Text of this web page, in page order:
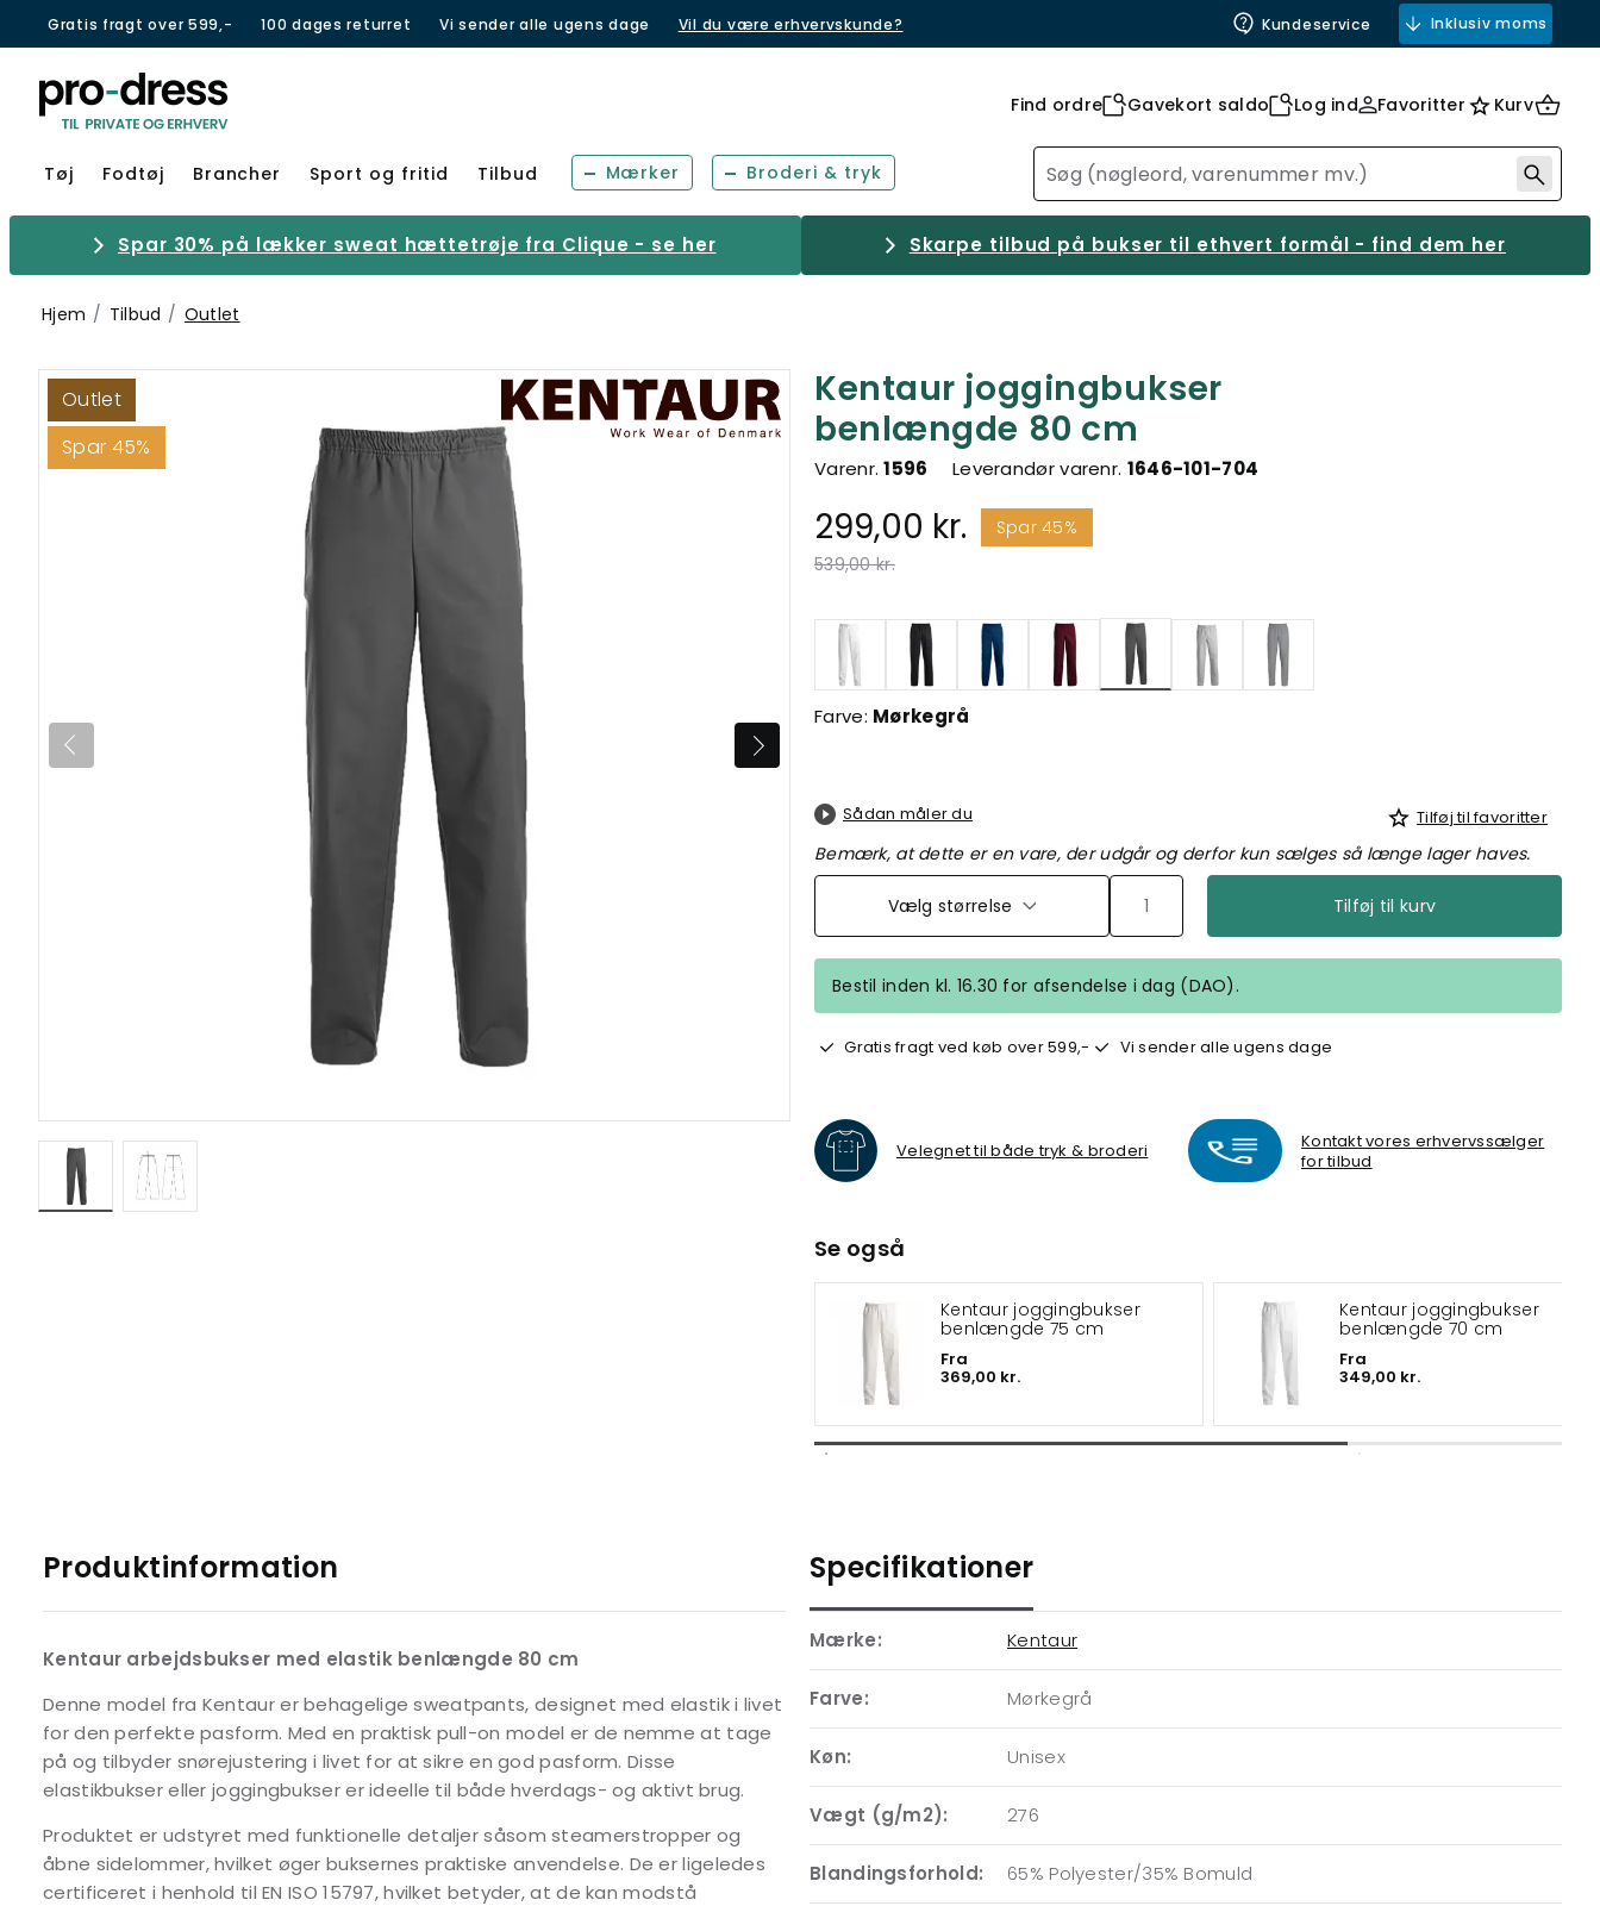
Gratis fragt over 599,- 100 dages returret Vi sender alle ugens dage Vil du være erhvervskunde? Kundeservice Inklusiv moms
Find ordre Gavekort saldo Log ind Favoritter Kurv
Tøj Fodtøj Brancher Sport og fritid Tilbud Mærker Broderi & tryk
Spar 30% på lækker sweat hættetrøje fra Clique - se her Skarpe tilbud på bukser til ethvert formål - find dem her
Hjem Tilbud Outlet
Outlet
Spar 45%
Kentaur joggingbukser
benlængde 80 cm
Varenr.1596 Leverandør varenr. 1646-101-704
299,00 kr.
Spar 45%
Pris nedsat fra
539,00 kr.til
valgte
Farve: Mørkegrå
Sådan måler du Tilføj til favoritter
Bemærk, at dette er en vare, der udgår og derfor kun sælges så længe lager haves.
Vælg størrelse Tilføj til kurv
Bestil inden kl. 16.30 for afsendelse i dag (DAO).
Gratis fragt ved køb over 599,- Vi sender alle ugens dage
Velegnet til både tryk & broderi
Kontakt vores erhvervssælger
for tilbud
Se også
Kentaur joggingbukser
benlængde 75 cm
Fra
369,00 kr.
Kentaur joggingbukser
benlængde 70 cm
Fra
349,00 kr.
Produktinformation
Kentaur arbejdsbukser med elastik benlængde 80 cm
Denne model fra Kentaur er behagelige sweatpants, designet med elastik i livet
for den perfekte pasform. Med en praktisk pull-on model er de nemme at tage
på og tilbyder snørejustering i livet for at sikre en god pasform. Disse
elastikbukser eller joggingbukser er ideelle til både hverdags- og aktivt brug.
Produktet er udstyret med funktionelle detaljer såsom steamerstropper og
åbne sidelommer, hvilket øger buksernes praktiske anvendelse. De er ligeledes
certificeret i henhold til EN ISO 15797, hvilket betyder, at de kan modstå
Specifikationer
Mærke: Kentaur
Farve: Mørkegrå
Køn: Unisex
Vægt (g/m2): 276
Blandingsforhold: 65% Polyester/35% Bomuld